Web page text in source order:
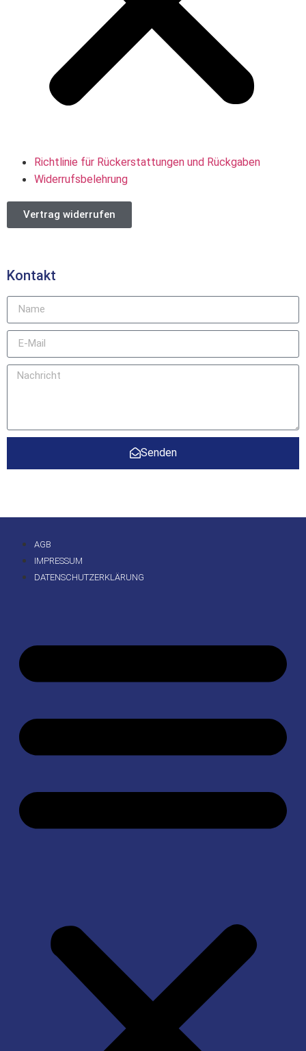
Richtlinie für Rückerstattungen und Rückgaben
Widerrufsbelehrung
Vertrag widerrufen
Kontakt
Senden
AGB
IMPRESSUM
DATENSCHUTZERKLÄRUNG